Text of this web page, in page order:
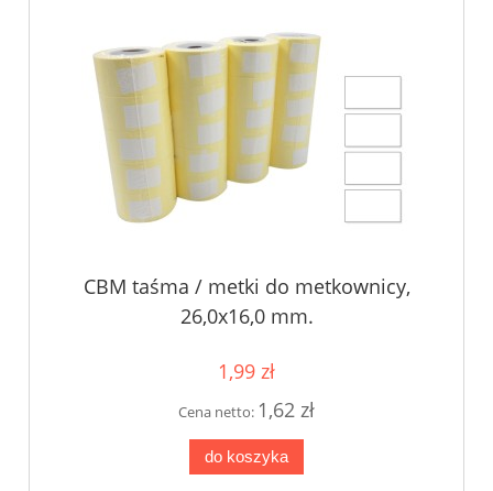
CBM taśma / metki do metkownicy,
26,0x16,0 mm.
1,99 zł
Cena netto: 1,62 zł
do koszyka